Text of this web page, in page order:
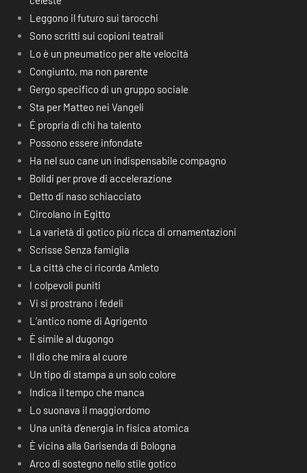
Leggono il futuro sui tarocchi
Sono scritti sui copioni teatrali
Lo è un pneumatico per alte velocità
Congiunto, ma non parente
Gergo specifico di un gruppo sociale
Sta per Matteo nei Vangeli
É propria di chi ha talento
Possono essere infondate
Ha nel suo cane un indispensabile compagno
Bolidi per prove di accelerazione
Detto di naso schiacciato
Circolano in Egitto
La varietà di gotico più ricca di ornamentazioni
Scrisse Senza famiglia
La città che ci ricorda Amleto
I colpevoli puniti
Vi si prostrano i fedeli
L’antico nome di Agrigento
È simile al dugongo
Il dio che mira al cuore
Un tipo di stampa a un solo colore
Indica il tempo che manca
Lo suonava il maggiordomo
Una unità d’energia in fisica atomica
È vicina alla Garisenda di Bologna
Arco di sostegno nello stile gotico